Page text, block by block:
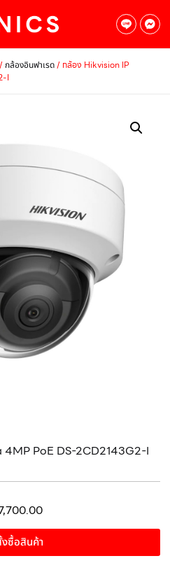
/กล้องอินฟาเรด/ กล้อง Hikvision IP
I
PoE DS-2CD2143G2-I
ซื้อสินค้า